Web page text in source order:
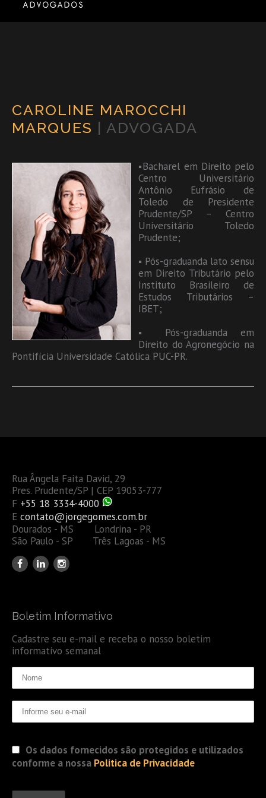
CAROLINE MAROCCHI
MARQUES | ADVOGADA
▪Bacharel em Direito pelo
Centro Universitário
Antônio Eufrásio de
Toledo de Presidente
Prudente/SP – Centro
Universitário Toledo
Prudente;
▪ Pós-graduanda lato sensu
em Direito Tributário pelo
Instituto Brasileiro de
Estudos Tributários –
IBET;
▪ Pós-graduanda em
Direito do Agronegócio na
Pontifícia Universidade Católica PUC-PR.
Rua Ângela Faita David, 29
Pres. Prudente/SP | CEP 19053-777
F +55 18 3334-4000
E contato@jorgegomes.com.br
Dourados - MS Londrina - PR
São Paulo - SP Três Lagoas - MS
Boletim Informativo
Cadastre seu e-mail e receba o nosso boletim
informativo semanal
Os dados fornecidos são protegidos e utilizados
conforme a nossa Politica de Privacidade